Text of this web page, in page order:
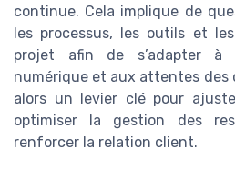
continue. Cela implique de
les processus, les outils et
projet afin de s’adapter à
numérique et aux attentes des
alors un levier clé pour
optimiser la gestion des
renforcer la relation client.